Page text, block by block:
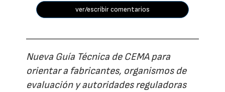
ver/escribir comentarios
Nueva Guía Técnica de CEMA para
orientar a fabricantes, organismos de
evaluación y autoridades reguladoras